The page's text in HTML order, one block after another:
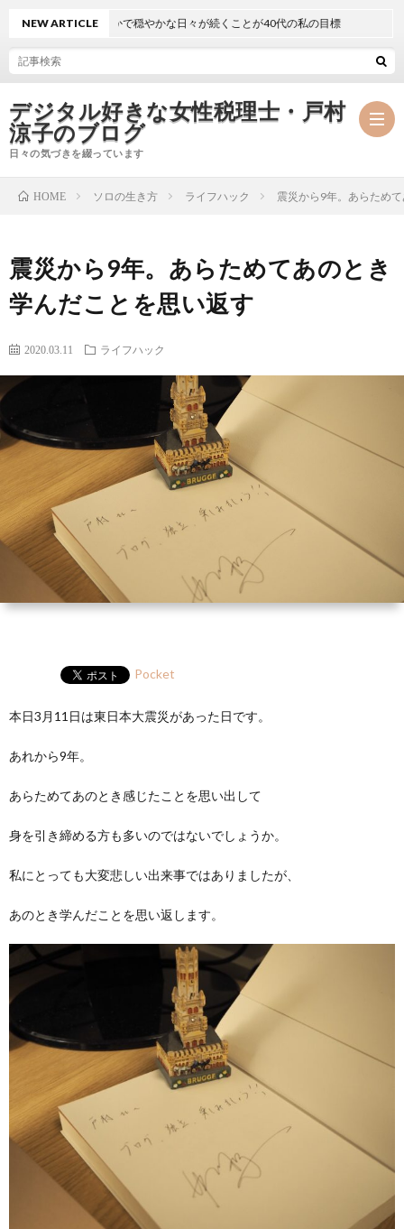
デジタル好きな女性税理士・戸村
涼子のブログ
日々の気づきを綴っています
ロ
ル
事
ガ
ミ
ー・
講
NEW ARTICLE静かで穏やかな日々が続くことが40代の私の目標
HOME ソロの生き方 ライフハック 震災から9年。あらため
震災から9年。あらためてあのとき
学んだことを思い返す
2020.03.11 ライフハック
Pocket
本日3月11日は東日本大震災があった日です。
あれから9年。
あらためてあのとき感じたことを思い出して
身を引き締める方も多いのではないでしょうか。
私にとっても大変悲しい出来事ではありましたが、
あのとき学んだことを思い返します。